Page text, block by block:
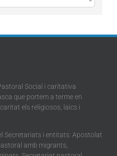
Social i caritativa
que portem a terme en
els religiosos, laics i
Secretariats i entitats: Apostolat
amb migrants,